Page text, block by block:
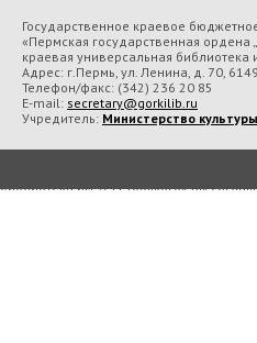
Государственное краевое
«Пермская государственная ордена
краевая универсальная библиотека
Адрес: г.Пермь, ул. Ленина, д. 70,
Телефон/факс: (342) 236 20 85
E-mail: secretary@gorkilib.ru
Учредитель: Министерство
Во время посещения сайта
библиотека им. А. М. Горького» вы